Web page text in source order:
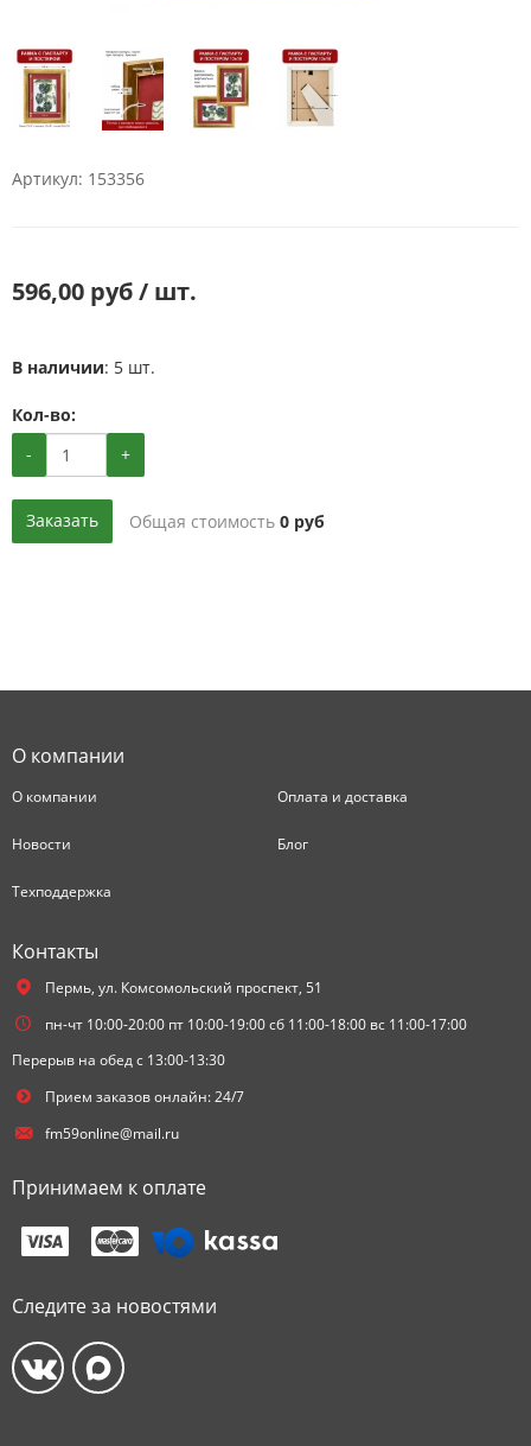
Артикул: 153356
596,00 руб / шт.
В наличии: 5 шт.
Кол-во:
-
+
Заказать Общая стоимость 0 руб
О компании
О компании Оплата и доставка
Новости Блог
Техподдержка
Контакты
Пермь, ул. Комсомольский проспект, 51
пн-чт 10:00-20:00 пт 10:00-19:00 сб 11:00-18:00 вс 11:00-17:00
Перерыв на обед с 13:00-13:30
Прием заказов онлайн: 24/7
fm59online@mail.ru
Принимаем к оплате
Следите за новостями